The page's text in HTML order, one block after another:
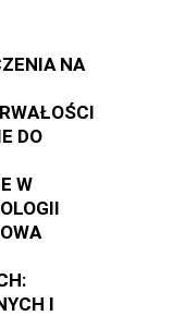
NA
DO
W
I